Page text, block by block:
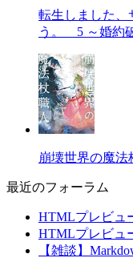
転生しました、
う。 5 ～婚約
崩壊世界の魔法
最近のフォーラム
HTMLプレビュ
HTMLプレビュ
【雑談】